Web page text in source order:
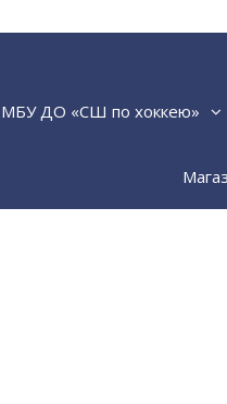
МБУ ДО «СШ по хоккею»